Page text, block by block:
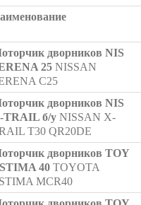
дворников NIS
25 NISSAN
C25
дворников NIS
TRAIL б/у NISSAN X-
T30 QR20DE
дворников TOY
40 TOYOTA
MCR40